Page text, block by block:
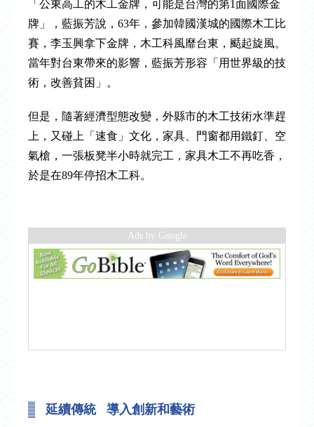
「公東高工的木工金牌，可能是台灣的第1面國際金
牌」，藍振芳說，63年，參加韓國漢城的國際木工比
賽，李玉興拿下金牌，木工科風靡台東，颳起旋風。
當年對台東帶來的影響，藍振芳形容「用世界級的技
術，改善貧困」。
但是，隨著經濟型態改變，外縣市的木工技術水準趕
上，又碰上「速食」文化，家具、門窗都用鐵釘、空
氣槍，一張板凳半小時就完工，家具木工不再吃香，
於是在89年停招木工科。
Ads by Google
延續傳統 導入創新和藝術